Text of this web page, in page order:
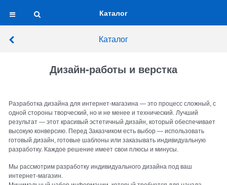
Каталог
Каталог
Дизайн-работы и верстка
Разработка дизайна для интернет-магазина — это процесс сложный, с
одной стороны творческий, но и не менее и технический. Лучший
результат — этот красивый эстетичный дизайн, который обеспечивает
высокую конверсию. Перед Заказчиком есть выбор — использовать
готовый дизайн, готовые шаблоны или заказывать индивидуальную
разработку. Каждое решение имеет свои плюсы и минусы.
Мы рассмотрим разработку индивидуального дизайна под ваш
интернет-магазин.